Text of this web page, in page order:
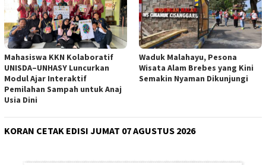
Mahasiswa KKN Kolaboratif
UNISDA–UNHASY Luncurkan
Modul Ajar Interaktif
Pemilahan Sampah untuk Anaj
Usia Dini
Waduk Malahayu, Pesona
Wisata Alam Brebes yang Kini
Semakin Nyaman Dikunjungi
KORAN CETAK EDISI JUMAT 07 AGUSTUS 2026